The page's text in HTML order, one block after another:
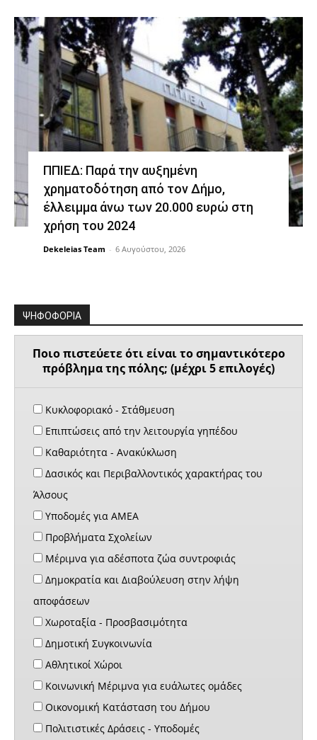
ΠΠΙΕΔ: Παρά την αυξημένη
χρηματοδότηση από τον Δήμο,
έλλειμμα άνω των 20.000 ευρώ στη
χρήση του 2024
Dekeleias Team - 6 Αυγούστου, 2026
ΨΗΦΟΦΟΡΙΑ
Ποιο πιστεύετε ότι είναι το σημαντικότερο
πρόβλημα της πόλης; (μέχρι 5 επιλογές)
Κυκλοφοριακό - Στάθμευση
Επιπτώσεις από την λειτουργία γηπέδου
Καθαριότητα - Ανακύκλωση
Δασικός και Περιβαλλοντικός χαρακτήρας του
Άλσους
Υποδομές για ΑΜΕΑ
Προβλήματα Σχολείων
Μέριμνα για αδέσποτα ζώα συντροφιάς
Δημοκρατία και Διαβούλευση στην λήψη
αποφάσεων
Χωροταξία - Προσβασιμότητα
Δημοτική Συγκοινωνία
Αθλητικοί Χώροι
Κοινωνική Μέριμνα για ευάλωτες ομάδες
Οικονομική Κατάσταση του Δήμου
Πολιτιστικές Δράσεις - Υποδομές